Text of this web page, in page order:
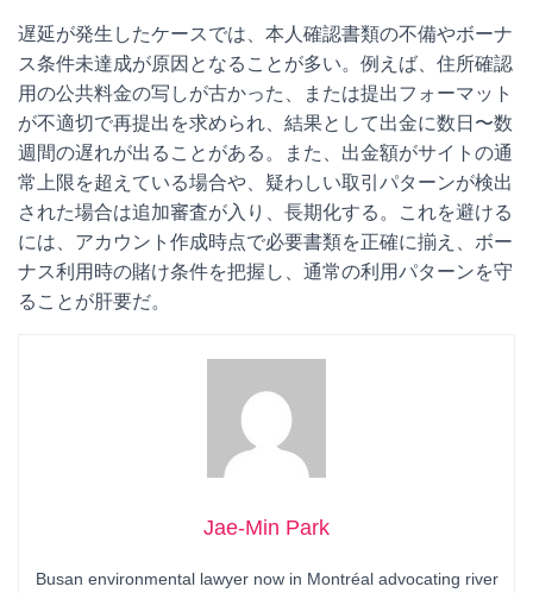
遅延が発生したケースでは、本人確認書類の不備やボーナ
ス条件未達成が原因となることが多い。例えば、住所確認
用の公共料金の写しが古かった、または提出フォーマット
が不適切で再提出を求められ、結果として出金に数日〜数
週間の遅れが出ることがある。また、出金額がサイトの通
常上限を超えている場合や、疑わしい取引パターンが検出
された場合は追加審査が入り、長期化する。これを避ける
には、アカウント作成時点で必要書類を正確に揃え、ボー
ナス利用時の賭け条件を把握し、通常の利用パターンを守
ることが肝要だ。
Jae-Min Park
Busan environmental lawyer now in Montréal advocating river